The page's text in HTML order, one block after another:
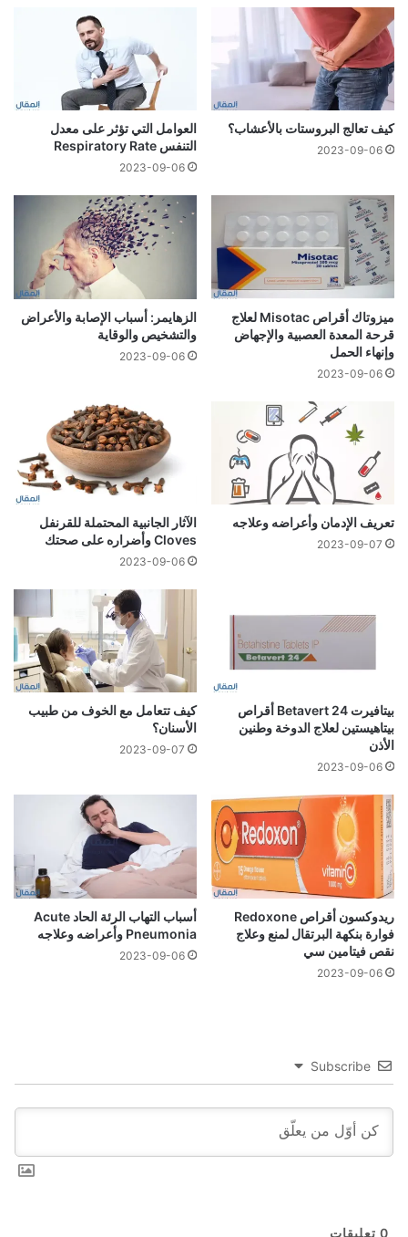
كيف تعالج البروستات بالأعشاب؟
2023-09-06
العوامل التي تؤثر على معدل
التنفس Respiratory Rate
2023-09-06
ميزوتاك أقراص Misotac لعلاج
قرحة المعدة العصبية والإجهاض
وإنهاء الحمل
2023-09-06
الزهايمر: أسباب الإصابة والأعراض
والتشخيص والوقاية
2023-09-06
تعريف الإدمان وأعراضه وعلاجه
2023-09-07
الآثار الجانبية المحتملة للقرنفل
Cloves وأضراره على صحتك
2023-09-06
بيتافيرت 24 Betavert أقراص
بيتاهيستين لعلاج الدوخة وطنين
الأذن
2023-09-06
كيف تتعامل مع الخوف من طبيب
الأسنان؟
2023-09-07
ريدوكسون أقراص Redoxone
فوارة بنكهة البرتقال لمنع وعلاج
نقص فيتامين سي
2023-09-06
أسباب التهاب الرئة الحاد Acute
Pneumonia وأعراضه وعلاجه
2023-09-06
Subscribe
0 تعليقات